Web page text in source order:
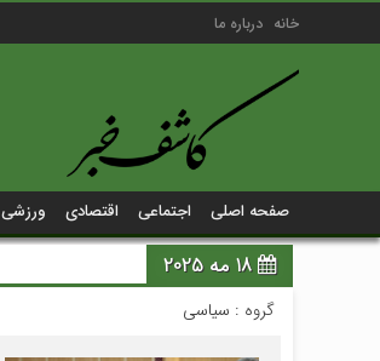
خانه درباره ما
صفحه اصلی اجتماعی اقتصادی ورزشی
18 مه 2025
گروه : سیاسی